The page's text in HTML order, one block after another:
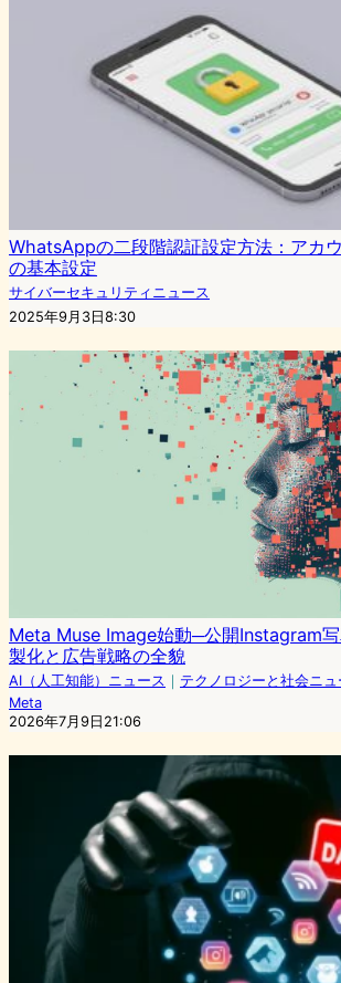
WhatsAppの二段階認証設定方法：アカ
の基本設定
サイバーセキュリティニュース
2025年9月3日8:30
Meta Muse Image始動─公開Instagram
製化と広告戦略の全貌
AI（人工知能）ニュース ｜ テクノロジーと社会ニュ
Meta
2026年7月9日21:06